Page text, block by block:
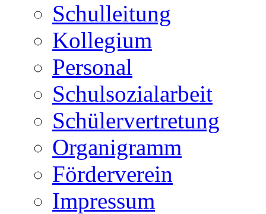
Schulleitung
Kollegium
Personal
Schulsozialarbeit
Schülervertretung
Organigramm
Förderverein
Impressum